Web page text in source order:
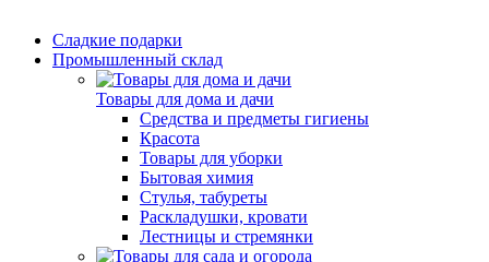
Сладкие подарки
Промышленный склад
Товары для дома и дачи
Средства и предметы гигиены
Красота
Товары для уборки
Бытовая химия
Стулья, табуреты
Раскладушки, кровати
Лестницы и стремянки